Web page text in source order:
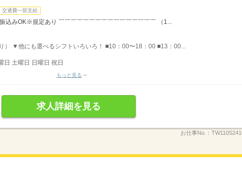
交通費一部支給
込みOK※規定あり ￣￣￣￣￣￣￣￣￣￣￣￣￣￣￣￣ （1...
） ▼他にも選べるシフトいろいろ！ ■10：00〜18：00 ■13：00...
日 土曜日 日曜日 祝日
もっと見る
求人詳細を見る
お仕事No.：